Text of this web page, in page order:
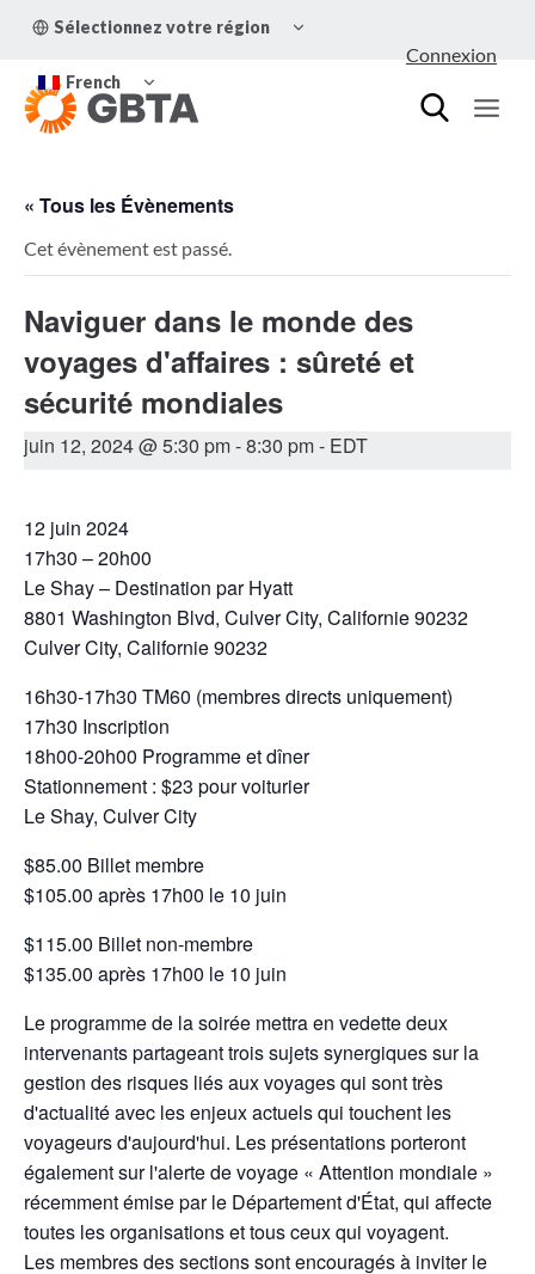
Sélectionnez votre région
LE
French
LE
MENU
ENFANT
Connexion
« Tous les Évènements
Cet évènement est passé.
Naviguer dans le monde des
voyages d'affaires : sûreté et
sécurité mondiales
juin 12, 2024 @ 5:30 pm-8:30 pm- EDT
12 juin 2024
17h30 – 20h00
Le Shay – Destination par Hyatt
8801 Washington Blvd, Culver City, Californie 90232
Culver City, Californie 90232
16h30-17h30 TM60 (membres directs uniquement)
17h30 Inscription
18h00-20h00 Programme et dîner
Stationnement : $23 pour voiturier
Le Shay, Culver City
$85.00 Billet membre
$105.00 après 17h00 le 10 juin
$115.00 Billet non-membre
$135.00 après 17h00 le 10 juin
Le programme de la soirée mettra en vedette deux
intervenants partageant trois sujets synergiques sur la
gestion des risques liés aux voyages qui sont très
d'actualité avec les enjeux actuels qui touchent les
voyageurs d'aujourd'hui. Les présentations porteront
également sur l'alerte de voyage « Attention mondiale »
récemment émise par le Département d'État, qui affecte
toutes les organisations et tous ceux qui voyagent.
Les membres des sections sont encouragés à inviter le